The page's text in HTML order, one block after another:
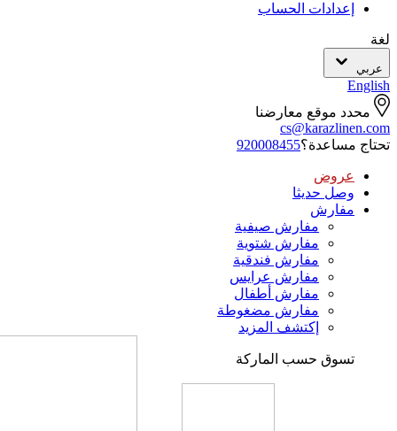
إعدادات الحساب
لغة
عربي
English
محدد موقع معارضنا
cs@karazlinen.com
تحتاج مساعدة؟920008455
عروض
وصل حديثا
مفارش
مفارش صيفية
مفارش شتوية
مفارش فندقية
مفارش عرايس
مفارش أطفال
مفارش مضغوطة
إكتشف المزيد
تسوق حسب الماركة